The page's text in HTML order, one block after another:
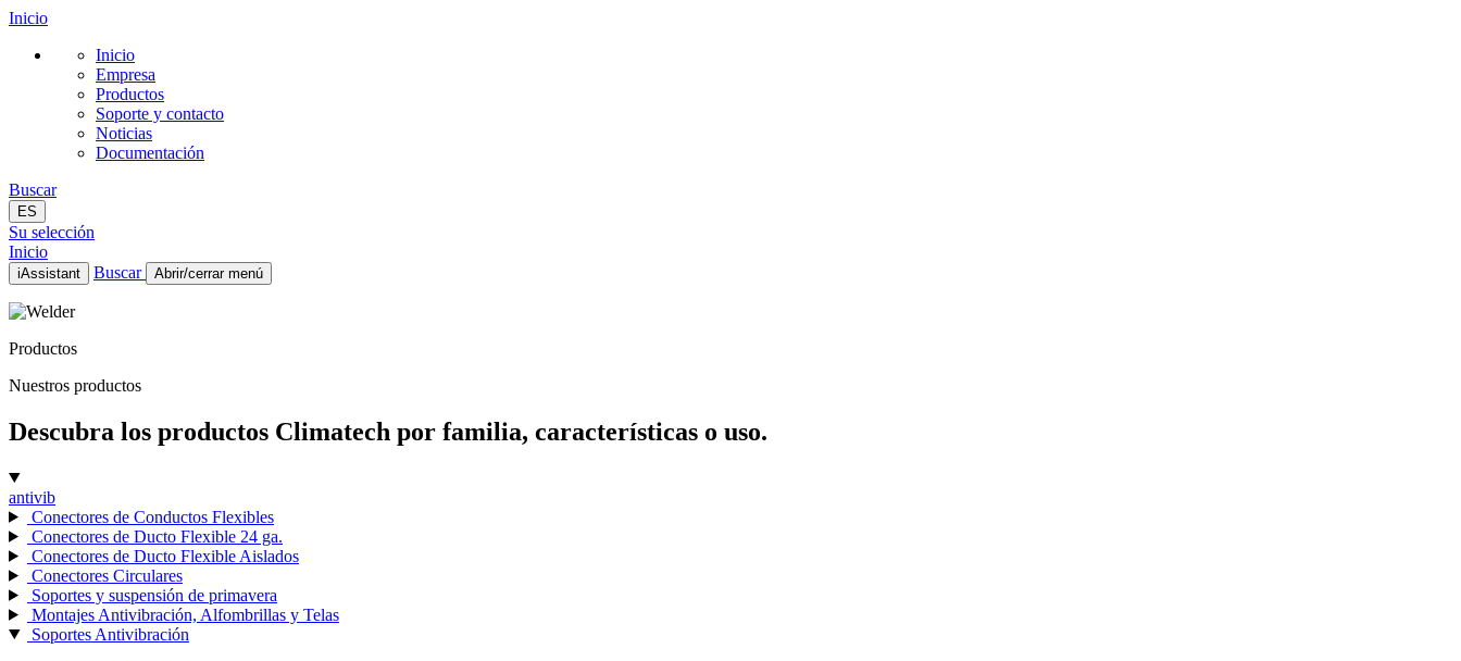
Inicio
Inicio
Empresa
Productos
Soporte y contacto
Noticias
Documentación
Buscar
ES
Su selección
Inicio
iAssistant Buscar Abrir/cerrar menú
Inicio
Productos
Noticias
ES
Productos
Nuestros productos
Descubra los productos Climatech por familia, características o uso.
antivib
Conectores de Conductos Flexibles
Conectores de Ducto Flexible 24 ga.
Conectores de Ducto Flexible Aislados
Conectores Circulares
Soportes y suspensión de primavera
Montajes Antivibración, Alfombrillas y Telas
Soportes Antivibración